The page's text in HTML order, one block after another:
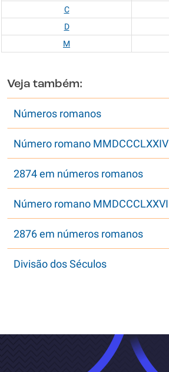
C
D
M
Veja também:
Números romanos
Número romano MMDCCCLXXIV
2874 em números romanos
Número romano MMDCCCLXXVI
2876 em números romanos
Divisão dos Séculos